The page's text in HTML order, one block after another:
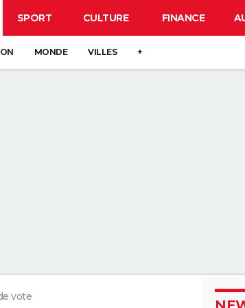
SPORT CULTURE FINANCE
MONDE VILLES +
vote